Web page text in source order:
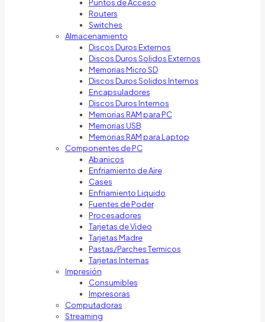
Puntos de Acceso
Routers
Switches
Almacenamiento
Discos Duros Externos
Discos Duros Solidos Externos
Memorias Micro SD
Discos Duros Solidos Internos
Encapsuladores
Discos Duros Internos
Memorias RAM para PC
Memorias USB
Memorias RAM para Laptop
Componentes de PC
Abanicos
Enfriamiento de Aire
Cases
Enfriamiento Liquido
Fuentes de Poder
Procesadores
Tarjetas de Video
Tarjetas Madre
Pastas/Parches Termicos
Tarjetas Internas
Impresión
Consumibles
Impresoras
Computadoras
Streaming